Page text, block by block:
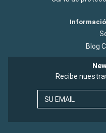
Blog
Recibe
SU EMAIL